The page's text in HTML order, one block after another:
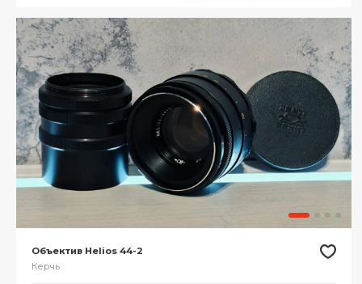
Объектив Helios 44-2
Керчь